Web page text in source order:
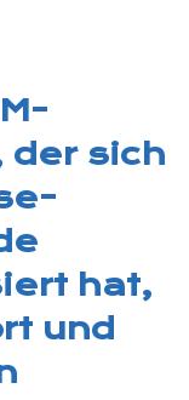
der sich
hat,
und